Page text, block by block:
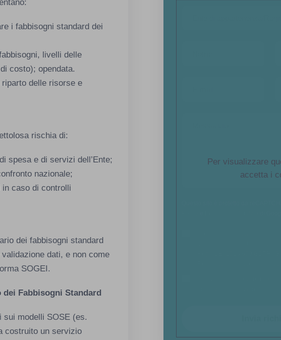
i fabbisogni standard dei
livelli delle
costo); opendata.
delle risorse e
rischia di:
spesa e di servizi dell’Ente;
nazionale;
caso di controlli
dei fabbisogni standard
dati, e non come
SOGEI.
Fabbisogni Standard
sui modelli SOSE (es.
costruito un servizio
Per visualizzare
accetta i